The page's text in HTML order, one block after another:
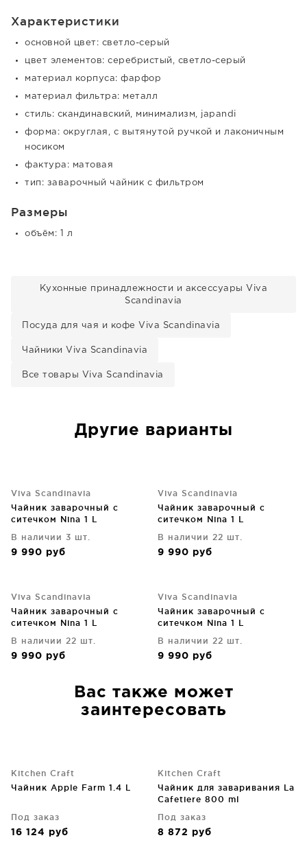
Характеристики
основной цвет: светло-серый
цвет элементов: серебристый, светло-серый
материал корпуса: фарфор
материал фильтра: металл
стиль: скандинавский, минимализм, japandi
форма: округлая, с вытянутой ручкой и лаконичным
носиком
фактура: матовая
тип: заварочный чайник с фильтром
Размеры
объём: 1 л
Кухонные принадлежности и аксессуары Viva
Scandinavia
Посуда для чая и кофе Viva Scandinavia
Чайники Viva Scandinavia
Все товары Viva Scandinavia
Другие варианты
Viva Scandinavia
Чайник заварочный с
ситечком Nina 1 L
В наличии 3 шт.
9 990 руб
Viva Scandinavia
Чайник заварочный с
ситечком Nina 1 L
В наличии 22 шт.
9 990 руб
Viva Scandinavia
Чайник заварочный с
ситечком Nina 1 L
В наличии 22 шт.
9 990 руб
Viva Scandinavia
Чайник заварочный с
ситечком Nina 1 L
В наличии 22 шт.
9 990 руб
Вас также может
заинтересовать
Kitchen Craft
Чайник Apple Farm 1.4 L
Под заказ
16 124 руб
Kitchen Craft
Чайник для заваривания La
Cafetiere 800 ml
Под заказ
8 872 руб